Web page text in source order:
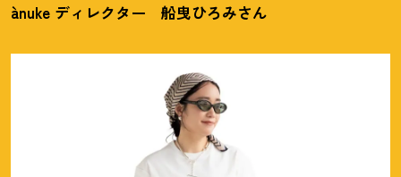
ànuke ディレクター 船曳ひろみさん